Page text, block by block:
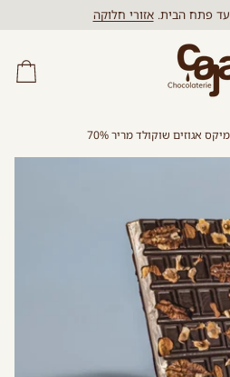
עד פתח הבית.אזורי חלוקה
מיקס אגוזים שוקולד מריר 70%